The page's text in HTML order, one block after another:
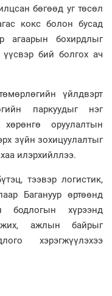
бөгөөд уг төсөл
кокс болон бусад
агаарын бохирдлыг
бий болгох ач
үйлдвэрт
паркуудыг нэг
оруулалтын
зүйн зохицуулалтыг
илэрхийллээ.
тээвэр логистик,
Багануур өртөөнд
бодлогын хүрээнд
ажлын байрыг
хэрэгжүүлэхээ